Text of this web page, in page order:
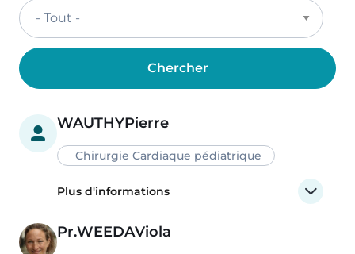
WAUTHYPierre
Chirurgie Cardiaque pédiatrique
Plus d'informations
Pr.WEEDAViola